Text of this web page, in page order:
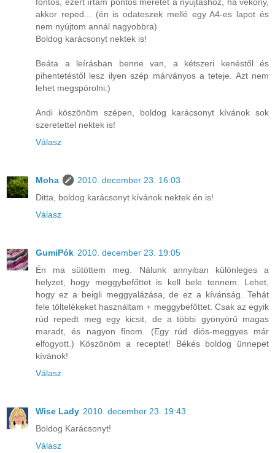
fontos, ezért írtam pontos méretet a nyújtáshoz, ha vékony,
akkor reped... (én is odateszek mellé egy A4-es lapot és
nem nyújtom annál nagyobbra)
Boldog karácsonyt nektek is!
Beáta a leírásban benne van, a kétszeri kenéstől és
pihentetéstől lesz ilyen szép márványos a teteje. Azt nem
lehet megspórolni:)
Andi köszönöm szépen, boldog karácsonyt kívánok sok
szeretettel nektek is!
Válasz
Moha
2010. december 23. 16:03
Ditta, boldog karácsonyt kívánok nektek én is!
Válasz
GumiPók 2010. december 23. 19:05
Én ma sütöttem meg. Nálunk annyiban különleges a
helyzet, hogy meggybefőttet is kell bele tennem. Lehet,
hogy ez a beigli meggyalázása, de ez a kívánság. Tehát
fele töltelékeket használtam + meggybefőttet. Csak az egyik
rúd repedt meg egy kicsit, de a többi gyönyörű magas
maradt, és nagyon finom. (Egy rúd diós-meggyes már
elfogyott.) Köszönöm a receptet! Békés boldog ünnepet
kívánok!
Válasz
Wise Lady 2010. december 23. 19:43
Boldog Karácsonyt!
Válasz